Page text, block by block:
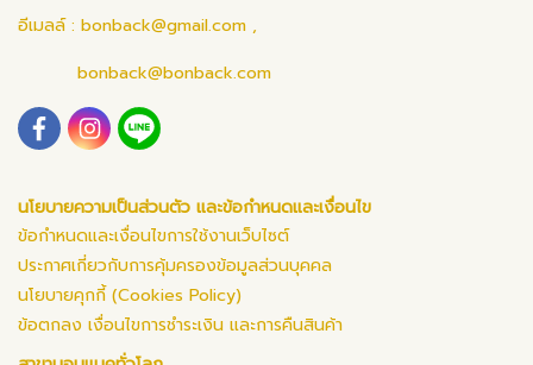
อีเมลล์ : bonback@gmail.com ,
bonback@bonback.com
นโยบายความเป็นส่วนตัว และข้อกำหนดและเงื่อนไข
ข้อกำหนดและเงื่อนไขการใช้งานเว็บไซต์
ประกาศเกี่ยวกับการคุ้มครองข้อมูลส่วนบุคคล
นโยบายคุกกี้ (Cookies Policy)
ข้อตกลง เงื่อนไขการชำระเงิน และการคืนสินค้า